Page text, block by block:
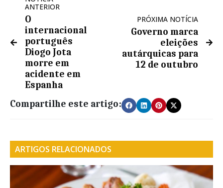
ANTERIOR
O
internacional
português
Diogo Jota
morre em
acidente em
Espanha
PRÓXIMA NOTÍCIA
Governo marca
eleições
autárquicas para
12 de outubro
Compartilhe este artigo:
ARTIGOS RELACIONADOS